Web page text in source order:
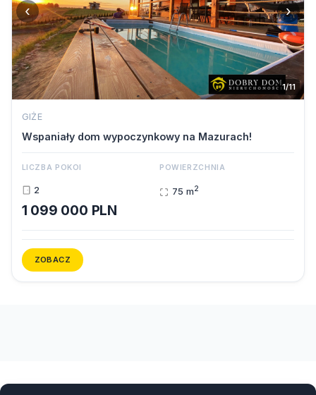
‹ ›
1/11
GIŻE
Wspaniały dom wypoczynkowy na Mazurach!
LICZBA POKOI
2
POWIERZCHNIA
75 m2
1 099 000 PLN
ZOBACZ